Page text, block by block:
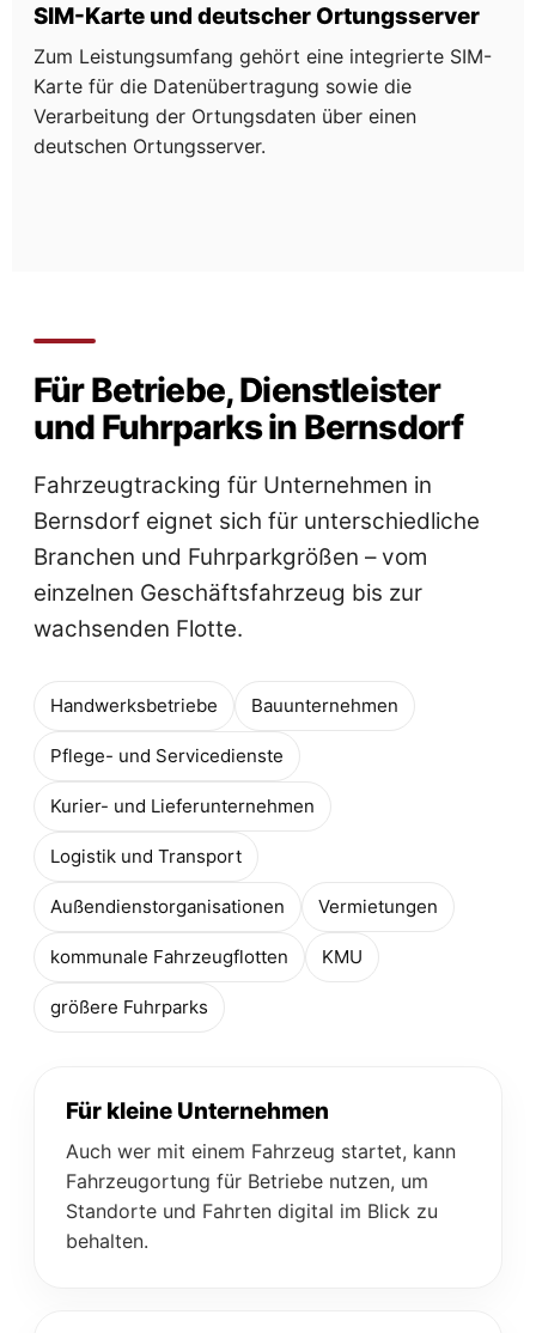
SIM-Karte und deutscher Ortungsserver
Zum Leistungsumfang gehört eine integrierte SIM-
Karte für die Datenübertragung sowie die
Verarbeitung der Ortungsdaten über einen
deutschen Ortungsserver.
Für Betriebe, Dienstleister
und Fuhrparks in Bernsdorf
Fahrzeugtracking für Unternehmen in
Bernsdorf eignet sich für unterschiedliche
Branchen und Fuhrparkgrößen – vom
einzelnen Geschäftsfahrzeug bis zur
wachsenden Flotte.
Handwerksbetriebe Bauunternehmen
Pflege- und Servicedienste
Kurier- und Lieferunternehmen
Logistik und Transport
Außendienstorganisationen Vermietungen
kommunale Fahrzeugflotten KMU
größere Fuhrparks
Für kleine Unternehmen
Auch wer mit einem Fahrzeug startet, kann
Fahrzeugortung für Betriebe nutzen, um
Standorte und Fahrten digital im Blick zu
behalten.